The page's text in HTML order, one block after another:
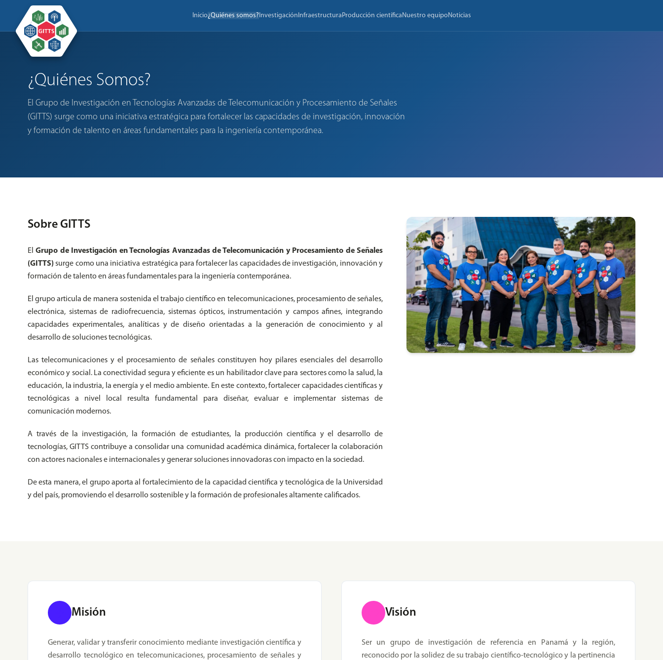
Inicio¿Quiénes somos? Investigación Infraestructura Producción científica Nuestro equipo Noticias
¿Quiénes Somos?
El Grupo de Investigación en Tecnologías Avanzadas de Telecomunicación y Procesamiento de Señales
(GITTS) surge como una iniciativa estratégica para fortalecer las capacidades de investigación, innovación
y formación de talento en áreas fundamentales para la ingeniería contemporánea.
Sobre GITTS
ElGrupo de Investigación en Tecnologías Avanzadas de Telecomunicación y Procesamiento de Señales
(GITTS) surge como una iniciativa estratégica para fortalecer las capacidades de investigación, innovación y
formación de talento en áreas fundamentales para la ingeniería contemporánea.
El grupo articula de manera sostenida el trabajo científico en telecomunicaciones, procesamiento de señales,
electrónica, sistemas de radiofrecuencia, sistemas ópticos, instrumentación y campos afines, integrando
capacidades experimentales, analíticas y de diseño orientadas a la generación de conocimiento y al
desarrollo de soluciones tecnológicas.
Las telecomunicaciones y el procesamiento de señales constituyen hoy pilares esenciales del desarrollo
económico y social. La conectividad segura y eficiente es un habilitador clave para sectores como la salud, la
educación, la industria, la energía y el medio ambiente. En este contexto, fortalecer capacidades científicas y
tecnológicas a nivel local resulta fundamental para diseñar, evaluar e implementar sistemas de
comunicación modernos.
A través de la investigación, la formación de estudiantes, la producción científica y el desarrollo de
tecnologías, GITTS contribuye a consolidar una comunidad académica dinámica, fortalecer la colaboración
con actores nacionales e internacionales y generar soluciones innovadoras con impacto en la sociedad.
De esta manera, el grupo aporta al fortalecimiento de la capacidad científica y tecnológica de la Universidad
y del país, promoviendo el desarrollo sostenible y la formación de profesionales altamente calificados.
Misión
Generar, validar y transferir conocimiento mediante investigación científica y
desarrollo tecnológico en telecomunicaciones, procesamiento de señales y
Visión
Ser un grupo de investigación de referencia en Panamá y la región,
reconocido por la solidez de su trabajo científico-tecnológico y la pertinencia